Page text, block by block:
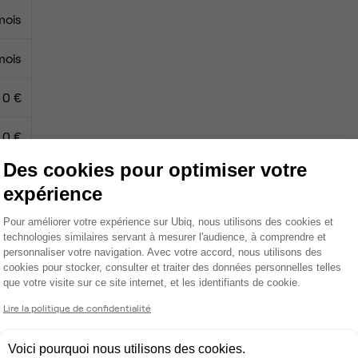
0 €
0 €
Ménage
Tables / chaises
Écran TV
Espace d'attente
Câblage RJ45
Des cookies pour optimiser votre
expérience
Plateforme de Gestion du
Pour améliorer votre expérience sur Ubiq, nous utilisons des cookies et
technologies similaires servant à mesurer l'audience, à comprendre et
personnaliser votre navigation. Avec votre accord, nous utilisons des
cookies pour stocker, consulter et traiter des données personnelles telles
que votre visite sur ce site internet, et les identifiants de cookie.
Lire la politique de confidentialité
Voici pourquoi nous utilisons des cookies.
Axeptio consent